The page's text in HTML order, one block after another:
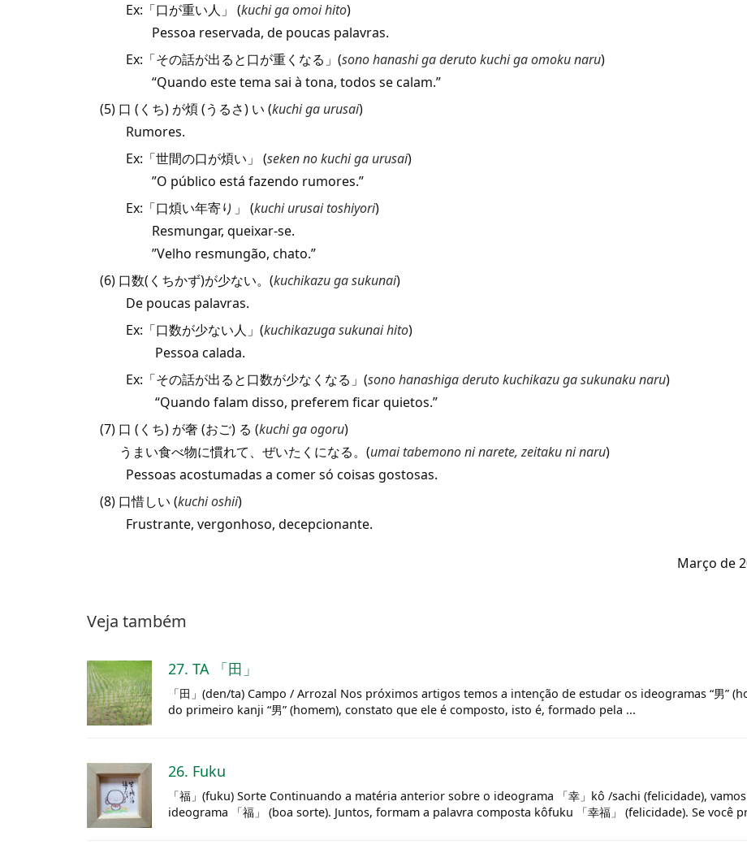
Ex:「口が重い人」 (kuchi ga omoi hito)
Pessoa reservada, de poucas palavras.
Ex:「その話が出ると口が重くなる」(sono hanashi ga deruto kuchi ga omoku naru)
“Quando este tema sai à tona, todos se calam.”
(5) 口 (くち) が煩 (うるさ) い (kuchi ga urusai)
Rumores.
Ex:「世間の口が煩い」 (seken no kuchi ga urusai)
”O público está fazendo rumores.”
Ex:「口煩い年寄り」 (kuchi urusai toshiyori)
Resmungar, queixar-se.
”Velho resmungão, chato.”
(6) 口数(くちかず)が少ない。(kuchikazu ga sukunai)
De poucas palavras.
Ex:「口数が少ない人」(kuchikazuga sukunai hito)
Pessoa calada.
Ex:「その話が出ると口数が少なくなる」(sono hanashiga deruto kuchikazu ga sukunaku naru)
“Quando falam disso, preferem ficar quietos.”
(7) 口 (くち) が奢 (おご) る (kuchi ga ogoru)
うまい食べ物に慣れて、ぜいたくになる。(umai tabemono ni narete, zeitaku ni naru)
Pessoas acostumadas a comer só coisas gostosas.
(8) 口惜しい (kuchi oshii)
Frustrante, vergonhoso, decepcionante.
Março de
Veja também
27. TA 「田」
「田」(den/ta) Campo / Arrozal Nos próximos artigos temos a intenção de estudar os ideogramas “男”
do primeiro kanji “男” (homem), constato que ele é composto, isto é, formado pela ...
26. Fuku
「福」(fuku) Sorte Continuando a matéria anterior sobre o ideograma 「幸」kô /sachi (felicidade),
ideograma 「福」 (boa sorte). Juntos, formam a palavra composta kôfuku 「幸福」 (felicidade). Se você